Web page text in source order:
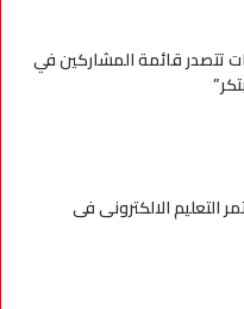
تتصدر قائمة المشاركين في
التعليم الالكترونى فى